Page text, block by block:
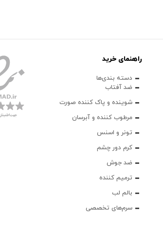
راهنمای خرید
دسته بندی‌ها
ضد آفتاب
شوینده و پاک‌ کننده صورت
مرطوب کننده و آبرسان
تونر و اسنس
کرم دور چشم
ضد جوش
ترمیم کننده
بالم لب
سرم‌های تخصصی